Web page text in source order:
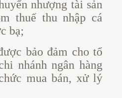
nhượng tài sản
thuế thu nhập cá
bạ;
bảo đảm cho tổ
nhánh ngân hàng
mua bán, xử lý